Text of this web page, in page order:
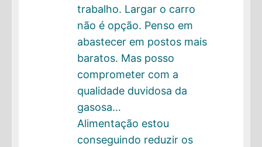
trabalho. Largar o carro
não é opção. Penso em
abastecer em postos mais
baratos. Mas posso
comprometer com a
qualidade duvidosa da
gasosa…
Alimentação estou
conseguindo reduzir os